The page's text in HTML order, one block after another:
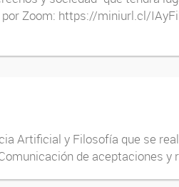
Zoom: https://miniurl.cl/
Artificial y Filosofía que se
de aceptaciones y